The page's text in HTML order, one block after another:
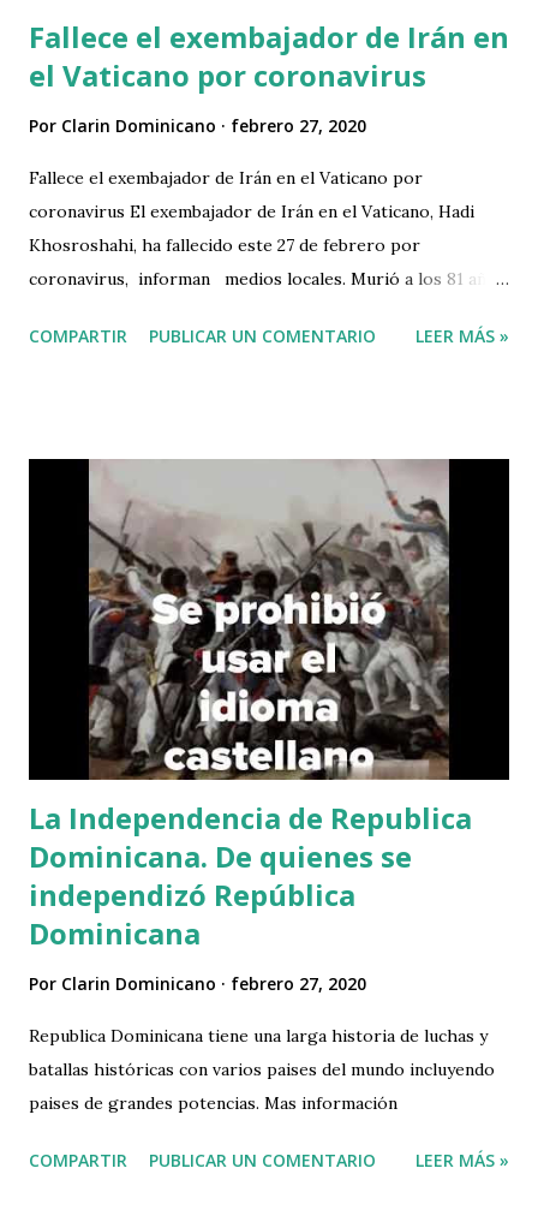
Fallece el exembajador de Irán en
el Vaticano por coronavirus
Por Clarin Dominicano febrero 27, 2020
Fallece el exembajador de Irán en el Vaticano por
coronavirus El exembajador de Irán en el Vaticano, Hadi
Khosroshahi, ha fallecido este 27 de febrero por
coronavirus, informan medios locales. Murió a los 81 años
científico fue elegido como el primer embajador de la
covid-19. El viceministro de Salud de Irán, Iraj Harirch i , y
el legislador iraní Mahmoud Sadeghi también fueron
diagnosticados con el covid-19 el pasado 25 de febrero. El
Ministerio de Salud iraní ha anunciado este 27 de febrero
que se han registrado 106 nuevos casos del coronavirus
en el país, lo que ha elevado el número total de personas
infectadas a 245. Además, el portavoz del Ministerio,
Kianoush Jahanpour,...
COMPARTIR PUBLICAR UN COMENTARIO LEER MÁS »
La Independencia de Republica
Dominicana. De quienes se
independizó República
Dominicana
Por Clarin Dominicano febrero 27, 2020
Republica Dominicana tiene una larga historia de luchas y
batallas históricas con varios paises del mundo incluyendo
paises de grandes potencias. Mas información
COMPARTIR PUBLICAR UN COMENTARIO LEER MÁS »